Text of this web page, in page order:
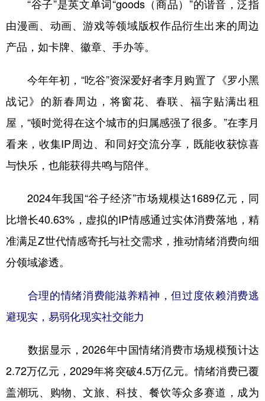
“谷子”是英文单词“goods（商品）”的谐音，泛指
由漫画、动画、游戏等领域版权作品衍生出来的周边
产品，如卡牌、徽章、手办等。
今年年初，“吃谷”资深爱好者李月购置了《罗小黑
战记》的新春周边，将窗花、春联、福字贴满出租
屋，“顿时觉得在这个城市的归属感强了很多。”在李月
看来，收集IP周边、和同好交流分享，既能收获惊喜
与快乐，也能获得共鸣与陪伴。
2024年我国“谷子经济”市场规模达1689亿元，同
比增长40.63%，虚拟的IP情感通过实体消费落地，精
准满足Z世代情感寄托与社交需求，推动情绪消费向细
分领域渗透。
合理的情绪消费能滋养精神，但过度依赖消费逃
避现实，易弱化现实社交能力
数据显示，2026年中国情绪消费市场规模预计达
2.72万亿元，2029年将突破4.5万亿元。情绪消费已覆
盖潮玩、购物、文旅、科技、餐饮等众多赛道，成为